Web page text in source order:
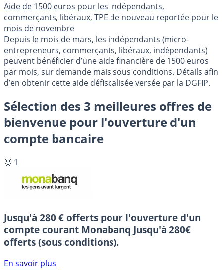
Aide de 1500 euros pour les indépendants,
commerçants, libéraux, TPE de nouveau reportée pour le
mois de novembre
Depuis le mois de mars, les indépendants (micro-
entrepreneurs, commerçants, libéraux, indépendants)
peuvent bénéficier d’une aide financière de 1500 euros
par mois, sur demande mais sous conditions. Détails afin
d’en obtenir cette aide défiscalisée versée par la DGFIP.
Sélection des 3 meilleures offres de
bienvenue pour l'ouverture d'un
compte bancaire
🥇 1
Jusqu'à 280 € offerts pour l'ouverture d'un
compte courant Monabanq Jusqu'à 280€
offerts (sous conditions).
En savoir plus